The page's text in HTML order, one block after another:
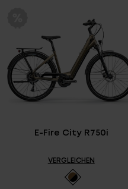
E-Fire City R750i
VERGLEICHEN